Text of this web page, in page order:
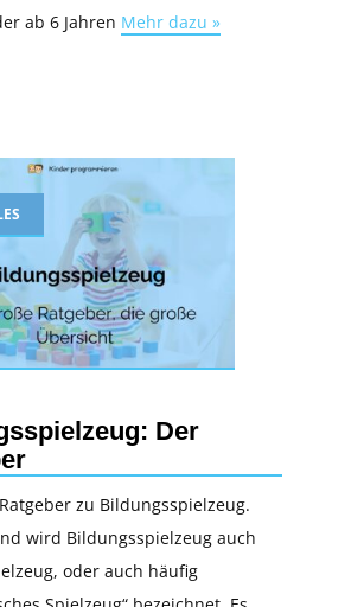
ab 6 Jahren Mehr dazu »
Der
zu Bildungsspielzeug.
wird Bildungsspielzeug auch
oder auch häufig